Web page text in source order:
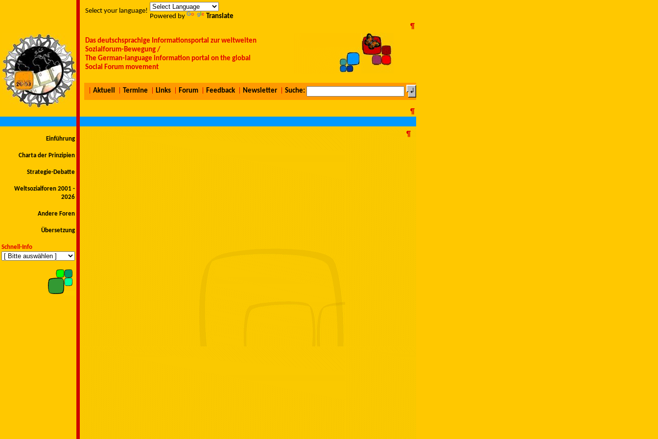
Select your language!
Powered by
Translate
¶
Das deutschsprachige Informationsportal zur weltweiten
Sozialforum-Bewegung /
The German-language information portal on the global
Social Forum movement
Aktuell Termine Links Forum Feedback Newsletter Suche:
¶
Einführung
Charta der Prinzipien
Strategie-Debatte
Weltsozialforen 2001 -
2026
Andere Foren
Übersetzung
Schnell-Info
¶